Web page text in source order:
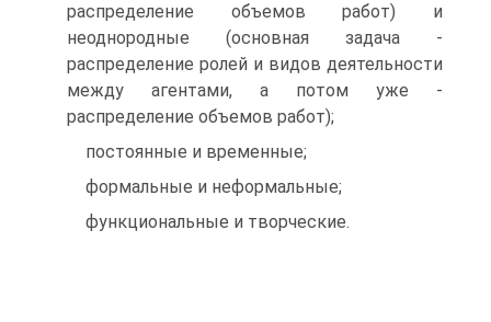
распределение объемов работ) и
неоднородные (основная задача -
распределение ролей и видов деятельности
между агентами, а потом уже -
распределение объемов работ);
постоянные и временные;
формальные и неформальные;
функциональные и творческие.